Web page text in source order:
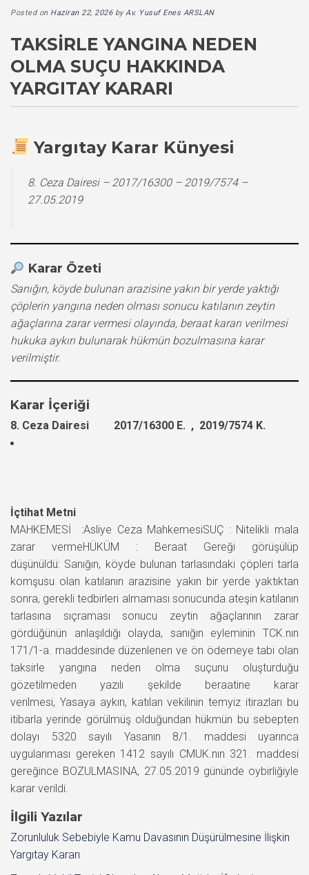
Posted on Haziran 22, 2026byAv. Yusuf Enes ARSLAN
TAKSIRLE YANGINA NEDEN
OLMA SUÇU HAKKINDA
YARGITAY KARARI
Yargıtay Karar Künyesi
8. Ceza Dairesi – 2017/16300 – 2019/7574 –
27.05.2019
Karar Özeti
Sanığın, köyde bulunan arazisine yakın bir yerde yaktığı
çöplerin yangına neden olması sonucu katılanın zeytin
ağaçlarına zarar vermesi olayında, beraat kararı verilmesi
hukuka aykırı bulunarak hükmün bozulmasına karar
verilmiştir.
Karar İçeriği
8. Ceza Dairesi 2017/16300 E. , 2019/7574 K.
İçtihat Metni
MAHKEMESİ :Asliye Ceza MahkemesiSUÇ : Nitelikli mala
zarar vermeHÜKÜM : Beraat Gereği görüşülüp
düşünüldü: Sanığın, köyde bulunan tarlasındaki çöpleri tarla
komşusu olan katılanın arazisine yakın bir yerde yaktıktan
sonra, gerekli tedbirleri almaması sonucunda ateşin katılanın
tarlasına sıçraması sonucu zeytin ağaçlarının zarar
gördüğünün anlaşıldığı olayda, sanığın eyleminin TCK.nın
171/1-a. maddesinde düzenlenen ve ön ödemeye tabi olan
taksirle yangına neden olma suçunu oluşturduğu
gözetilmeden yazılı şekilde beraatine karar
verilmesi, Yasaya aykırı, katılan vekilinin temyiz itirazları bu
itibarla yerinde görülmüş olduğundan hükmün bu sebepten
dolayı 5320 sayılı Yasanın 8/1. maddesi uyarınca
uygulanması gereken 1412 sayılı CMUK.nın 321. maddesi
gereğince BOZULMASINA, 27.05.2019 gününde oybirliğiyle
karar verildi.
İlgili Yazılar
Zorunluluk Sebebiyle Kamu Davasının Düşürülmesine İlişkin
Yargıtay Kararı